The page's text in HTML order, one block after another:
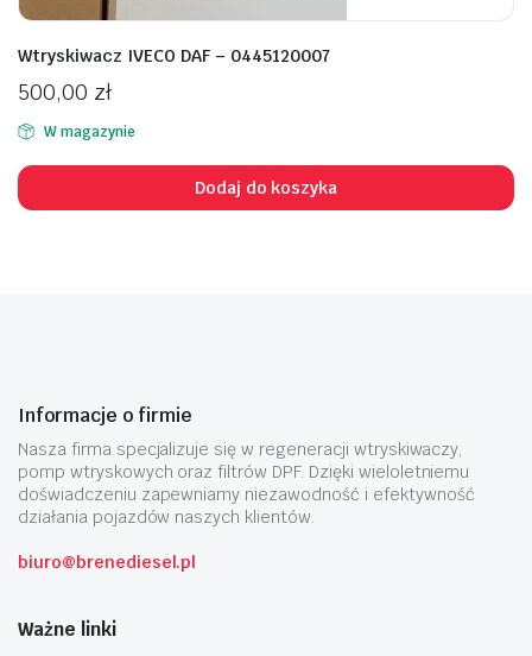
Wtryskiwacz IVECO DAF – 0445120007
500,00 zł
W magazynie
Dodaj do koszyka
Informacje o firmie
Nasza firma specjalizuje się w regeneracji wtryskiwaczy,
pomp wtryskowych oraz filtrów DPF. Dzięki wieloletniemu
doświadczeniu zapewniamy niezawodność i efektywność
działania pojazdów naszych klientów.
biuro@brenediesel.pl
Ważne linki